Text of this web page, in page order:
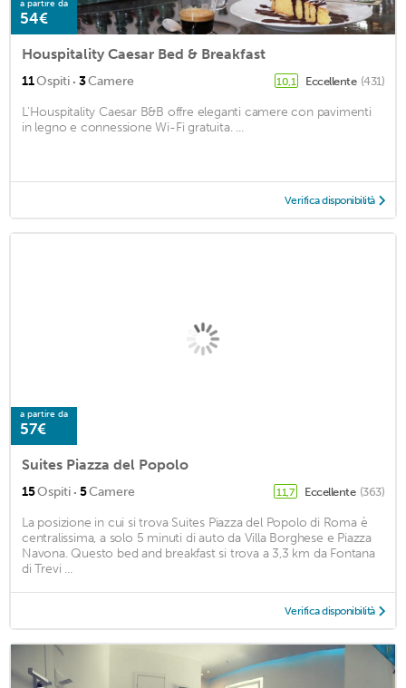
a partire da
54€
Houspitality Caesar Bed & Breakfast
11Ospiti · 3Camere 10,1 Eccellente (431)
L'Houspitality Caesar B&B offre eleganti camere con pavimenti
in legno e connessione Wi-Fi gratuita. ...
Verifica disponibilità
a partire da
57€
Suites Piazza del Popolo
15Ospiti · 5Camere 11,7 Eccellente (363)
La posizione in cui si trova Suites Piazza del Popolo di Roma è
centralissima, a solo 5 minuti di auto da Villa Borghese e Piazza
Navona. Questo bed and breakfast si trova a 3,3 km da Fontana
di Trevi ...
Verifica disponibilità